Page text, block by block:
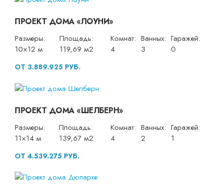
ПРОЕКТ ДОМА «ЛОУНИ»
Размеры:
10×12 м
Площадь:
119,69 м2
Комнат:
4
Ванных:
3
Гаражей:
0
ОТ 3.889.925 РУБ.
ПРОЕКТ ДОМА «ШЕЛБЕРН»
Размеры:
11×14 м
Площадь:
139,67 м2
Комнат:
4
Ванных:
2
Гаражей:
1
ОТ 4.539.275 РУБ.